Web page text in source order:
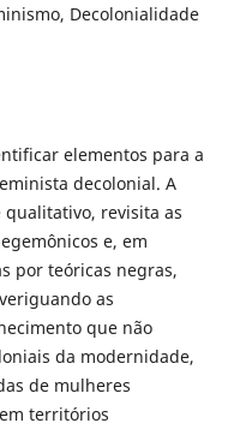
Decolonialidade
elementos para a
decolonial. A
revisita as
e, em
por teóricas negras,
as
que não
da modernidade,
de mulheres
territórios